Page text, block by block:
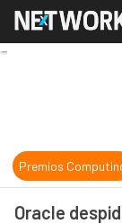
Premios
Oracle